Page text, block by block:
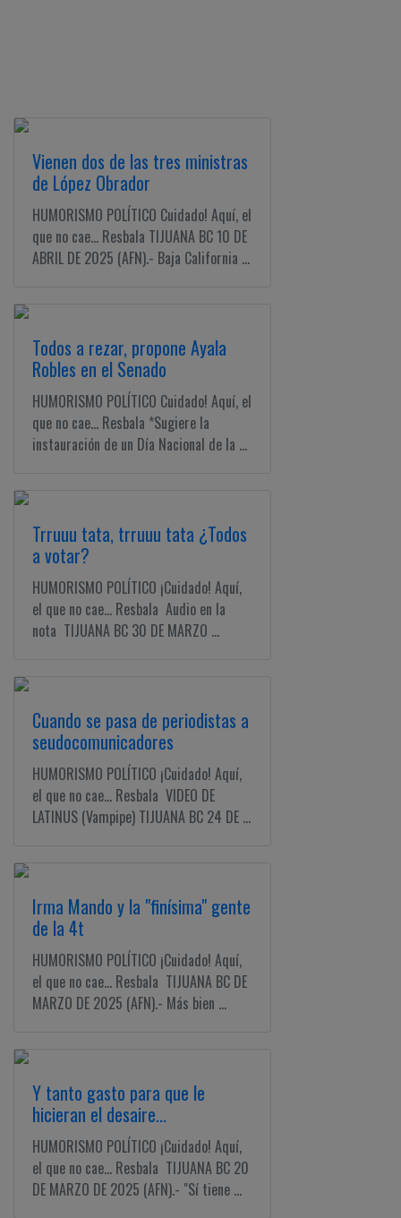
Vienen dos de las tres ministras
de López Obrador
HUMORISMO POLÍTICO Cuidado! Aquí, el
que no cae... Resbala TIJUANA BC 10 DE
ABRIL DE 2025 (AFN).- Baja California ...
Todos a rezar, propone Ayala
Robles en el Senado
HUMORISMO POLÍTICO Cuidado! Aquí, el
que no cae... Resbala *Sugiere la
instauración de un Día Nacional de la ...
Trruuu tata, trruuu tata ¿Todos
a votar?
HUMORISMO POLÍTICO ¡Cuidado! Aquí,
el que no cae... Resbala Audio en la
nota TIJUANA BC 30 DE MARZO ...
Cuando se pasa de periodistas a
seudocomunicadores
HUMORISMO POLÍTICO ¡Cuidado! Aquí,
el que no cae... Resbala VIDEO DE
LATINUS (Vampipe) TIJUANA BC 24 DE ...
Irma Mando y la "finísima" gente
de la 4t
HUMORISMO POLÍTICO ¡Cuidado! Aquí,
el que no cae... Resbala TIJUANA BC DE
MARZO DE 2025 (AFN).- Más bien ...
Y tanto gasto para que le
hicieran el desaire...
HUMORISMO POLÍTICO ¡Cuidado! Aquí,
el que no cae... Resbala TIJUANA BC 20
DE MARZO DE 2025 (AFN).- "Sí tiene ...